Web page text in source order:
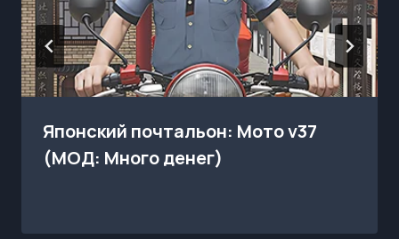
Японский почтальон: Мото v37
(МОД: Много денег)